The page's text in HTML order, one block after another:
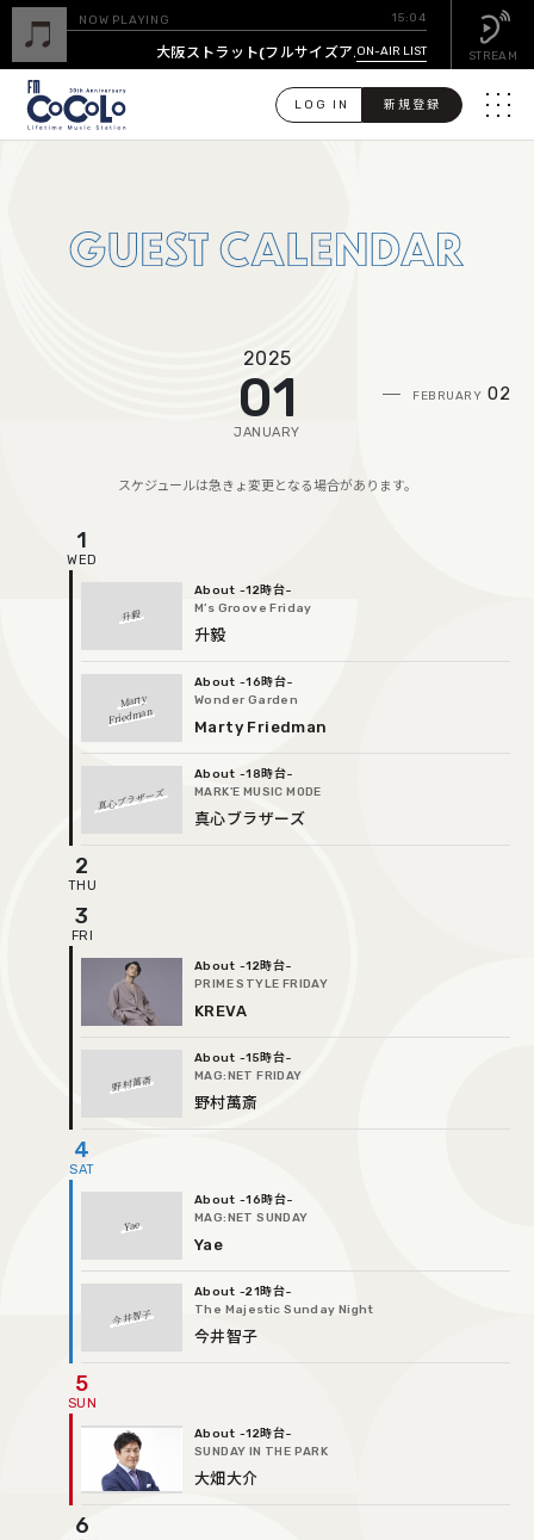
LOG IN 新規登録 メニ
PICK UP
EVENT CALENDAR
TIMETABLE
COCOLO FEATURE
FAQ
RADIPASSTORE
765MARKET
NOW PLAYING 15:04
大阪ストラット(フルサイズアルバムバージョン) / ウルフルズ
ON-AIR LIST STREAM
2025
01
JANUARY
FEBRUARY 02
スケジュールは急きょ変更となる場合があります。
1
升毅
-12時台
M’s Groove Friday
升毅
Marty
Friedman
-16時台
Wonder Garden
Marty Friedman
真心ブラザーズ
-18時台
MARK'E MUSIC MODE
真心ブラザーズ
2
3
-12時台
PRIME STYLE FRIDAY
KREVA
野村萬斎
-15時台
MAG:NET FRIDAY
野村萬斎
4
Yae
-16時台
MAG:NET SUNDAY
Yae
今井智子
-21時台
The Majestic Sunday Night
今井智子
5
-12時台
SUNDAY IN THE PARK
大畑大介
6